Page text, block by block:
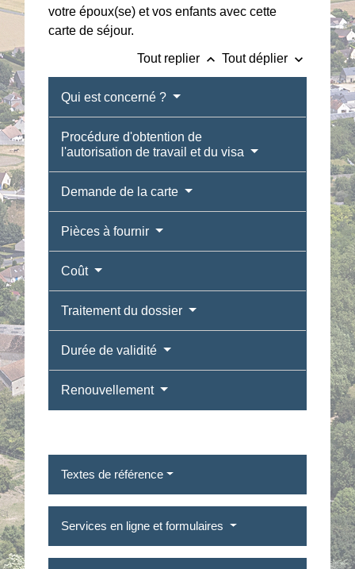
votre époux(se) et vos enfants avec cette
carte de séjour.
Tout replier keyboard_arrow_up Tout déplier keyboard_arrow_down
Qui est concerné ?
Procédure d'obtention de
l'autorisation de travail et du visa
Demande de la carte
Pièces à fournir
Coût
Traitement du dossier
Durée de validité
Renouvellement
Textes de référence
Services en ligne et formulaires